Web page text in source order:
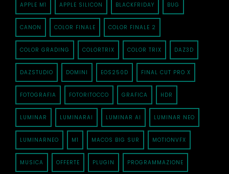
APPLE M1 APPLE SILICON BLACKFRIDAY BUG
CANON COLOR FINALE COLOR FINALE 2
COLOR GRADING COLORTRIX COLOR TRIX DAZ3D
DAZSTUDIO DOMINI EOS250D FINAL CUT PRO X
FOTOGRAFIA FOTORITOCCO GRAFICA HDR
LUMINAR LUMINARAI LUMINAR AI LUMINAR NEO
LUMINARNEO M1 MACOS BIG SUR MOTIONVFX
MUSICA OFFERTE PLUGIN PROGRAMMAZIONE